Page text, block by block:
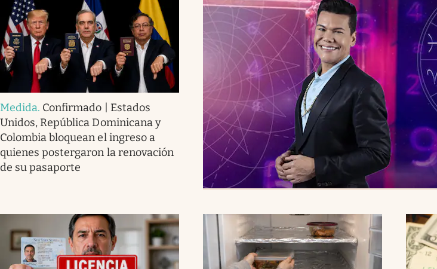
Medida. Confirmado | Estados
Unidos, República Dominicana y
Colombia bloquean el ingreso a
quienes postergaron la renovación
de su pasaporte